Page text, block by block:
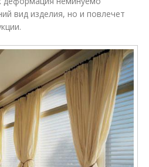
вид изделия, но и повлечет